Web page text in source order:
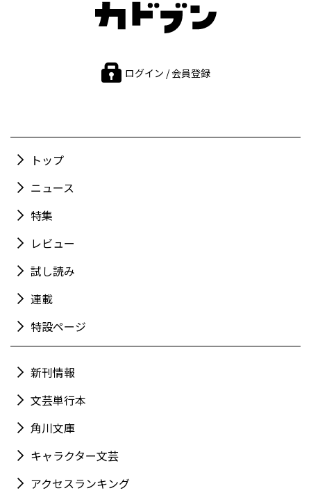
ログイン / 会員登録
トップ
ニュース
特集
レビュー
試し読み
連載
特設ページ
新刊情報
文芸単行本
角川文庫
キャラクター文芸
アクセスランキング